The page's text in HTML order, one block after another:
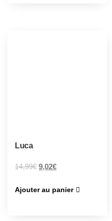
Luca
14,99€ 9,02€
Ajouter au panier